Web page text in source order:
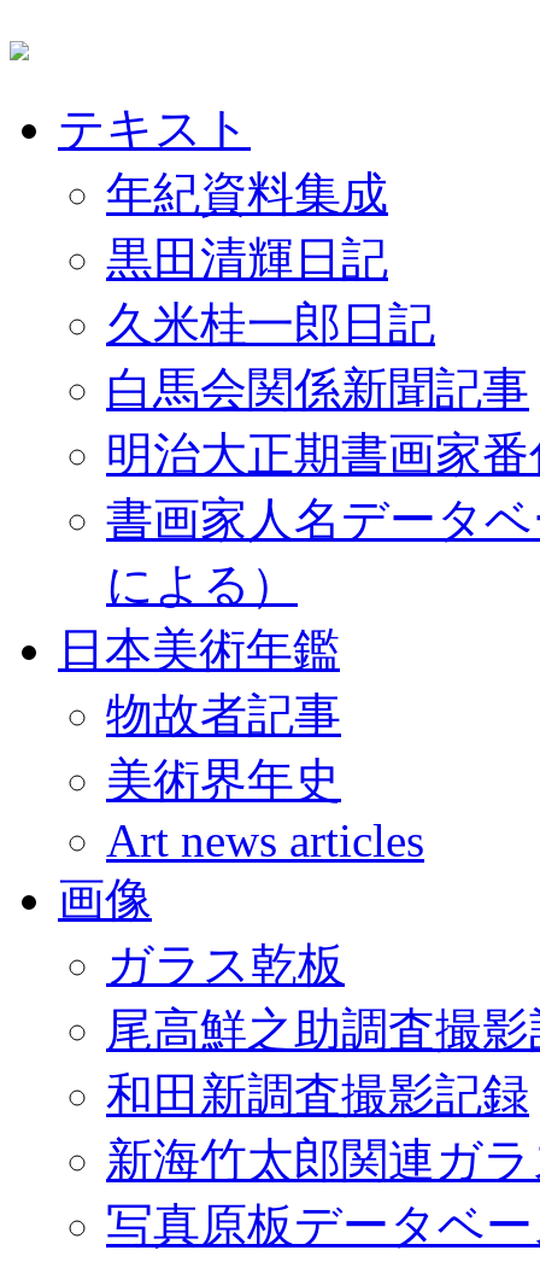
テキスト
年紀資料集成
黒田清輝日記
久米桂一郎日記
白馬会関係新聞記事
明治大正期書画家
書画家人名データ
による）
日本美術年鑑
物故者記事
美術界年史
Art news articles
画像
ガラス乾板
尾高鮮之助調査撮
和田新調査撮影記録
新海竹太郎関連ガ
写真原板データベ